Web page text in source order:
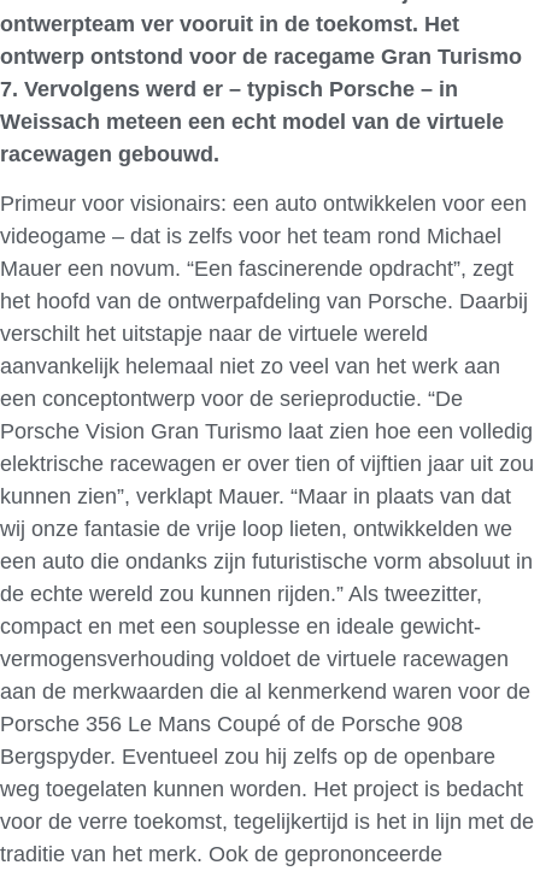
ontwerpteam ver vooruit in de toekomst. Het
ontwerp ontstond voor de racegame Gran Turismo
7. Vervolgens werd er – typisch Porsche – in
Weissach meteen een echt model van de virtuele
racewagen gebouwd.
Primeur voor visionairs: een auto ontwikkelen voor een
videogame – dat is zelfs voor het team rond Michael
Mauer een novum. “Een fascinerende opdracht”, zegt
het hoofd van de ontwerpafdeling van Porsche. Daarbij
verschilt het uitstapje naar de virtuele wereld
aanvankelijk helemaal niet zo veel van het werk aan
een conceptontwerp voor de serieproductie. “De
Porsche Vision Gran Turismo laat zien hoe een volledig
elektrische racewagen er over tien of vijftien jaar uit zou
kunnen zien”, verklapt Mauer. “Maar in plaats van dat
wij onze fantasie de vrije loop lieten, ontwikkelden we
een auto die ondanks zijn futuristische vorm absoluut in
de echte wereld zou kunnen rijden.” Als tweezitter,
compact en met een souplesse en ideale gewicht-
vermogensverhouding voldoet de virtuele racewagen
aan de merkwaarden die al kenmerkend waren voor de
Porsche 356 Le Mans Coupé of de Porsche 908
Bergspyder. Eventueel zou hij zelfs op de openbare
weg toegelaten kunnen worden. Het project is bedacht
voor de verre toekomst, tegelijkertijd is het in lijn met de
traditie van het merk. Ook de geprononceerde